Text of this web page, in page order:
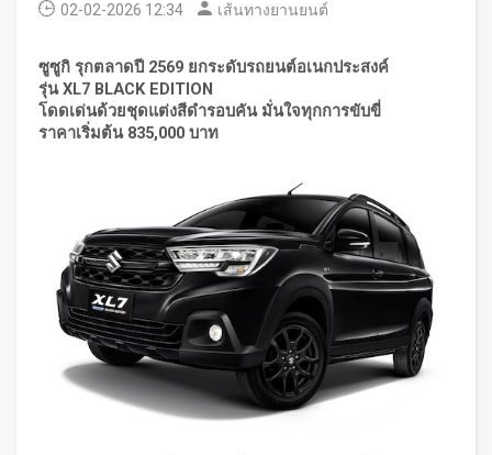
02-02-2026 12:34 เส้นทางยานยนต์
ซูซูกิ รุกตลาดปี 2569 ยกระดับรถยนต์อเนกประสงค์
รุ่นXL7 BLACK EDITION
โดดเด่นด้วยชุดแต่งสีดำรอบคัน มั่นใจทุกการขับขี่
ราคาเริ่มต้น 835,000 บาท